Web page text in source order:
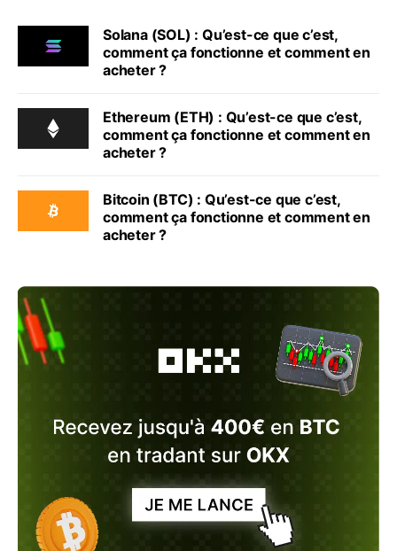
Solana (SOL) : Qu’est-ce que c’est,
comment ça fonctionne et comment en
acheter ?
Ethereum (ETH) : Qu’est-ce que c’est,
comment ça fonctionne et comment en
acheter ?
Bitcoin (BTC) : Qu’est-ce que c’est,
comment ça fonctionne et comment en
acheter ?